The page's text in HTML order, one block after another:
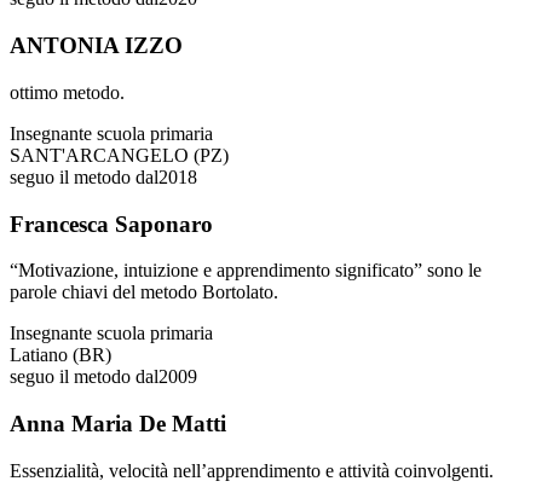
ANTONIA IZZO
ottimo metodo.
Insegnante scuola primaria
SANT'ARCANGELO (PZ)
seguo il metodo dal2018
Francesca Saponaro
“Motivazione, intuizione e apprendimento significato” sono le
parole chiavi del metodo Bortolato.
Insegnante scuola primaria
Latiano (BR)
seguo il metodo dal2009
Anna Maria De Matti
Essenzialità, velocità nell’apprendimento e attività coinvolgenti.